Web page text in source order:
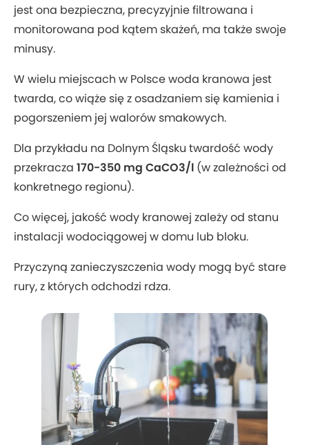
jest ona bezpieczna, precyzyjnie filtrowana i
monitorowana pod kątem skażeń, ma także swoje
minusy.
W wielu miejscach w Polsce woda kranowa jest
twarda, co wiąże się z osadzaniem się kamienia i
pogorszeniem jej walorów smakowych.
Dla przykładu na Dolnym Śląsku twardość wody
przekracza 170-350 mg CaCO3/l (w zależności od
konkretnego regionu).
Co więcej, jakość wody kranowej zależy od stanu
instalacji wodociągowej w domu lub bloku.
Przyczyną zanieczyszczenia wody mogą być stare
rury, z których odchodzi rdza.